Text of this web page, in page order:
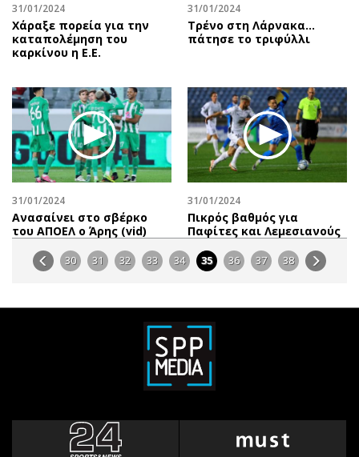
31/01/2024
Χάραξε πορεία για την
καταπολέμηση του
καρκίνου η Ε.Ε.
31/01/2024
Τρένο στη Λάρνακα…
πάτησε το τριφύλλι
31/01/2024
Aνασαίνει στο σβέρκο
του ΑΠΟΕΛ o Άρης (vid)
31/01/2024
Πικρός βαθμός για
Παφίτες και Λεμεσιανούς
30 31 32 33 34 35 36 37 38